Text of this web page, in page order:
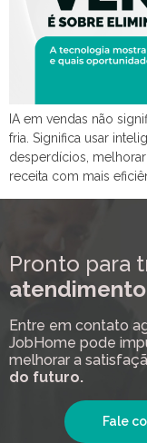
IA em vendas não
fria. Significa usar
desperdícios,
receita com mais
Pronto para
Entre em contato
JobHome pode
melhorar a
do futuro.
Fale